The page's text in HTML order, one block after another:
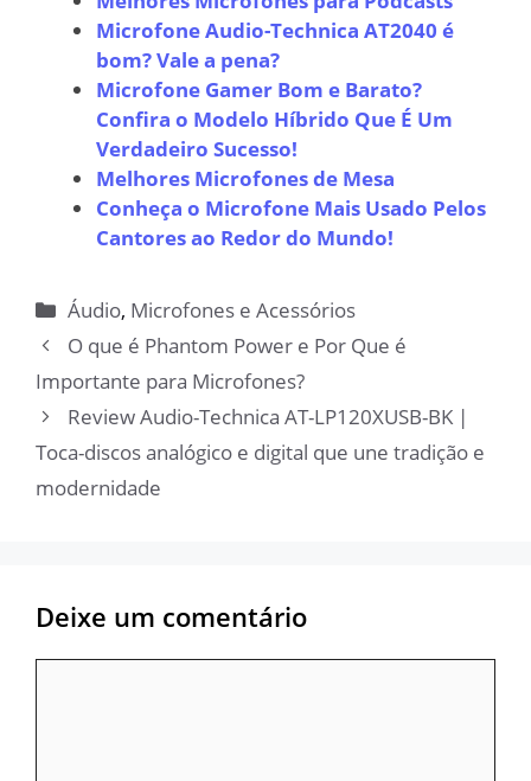
Microfone Audio-Technica AT2040 é
bom? Vale a pena?
Microfone Gamer Bom e Barato?
Confira o Modelo Híbrido Que É Um
Verdadeiro Sucesso!
Melhores Microfones de Mesa
Conheça o Microfone Mais Usado Pelos
Cantores ao Redor do Mundo!
Categorias
Áudio, Microfones e Acessórios
O que é Phantom Power e Por Que é
Importante para Microfones?
Review Audio-Technica AT-LP120XUSB-BK |
Toca-discos analógico e digital que une tradição e
modernidade
Deixe um comentário